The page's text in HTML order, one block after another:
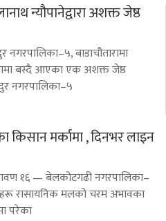
न्यौपानेद्वारा अशक्त जेष्ठ
नगरपालिका–५, बाडाचौतारामा
बस्दै आएका एक अशक्त जेष्ठ
नगरपालिका–५
मर्कामा , दिनभर लाइन
१६ — बेलकोटगढी नगरपालिका–
रासायनिक मलको चरम अभावका
परेका